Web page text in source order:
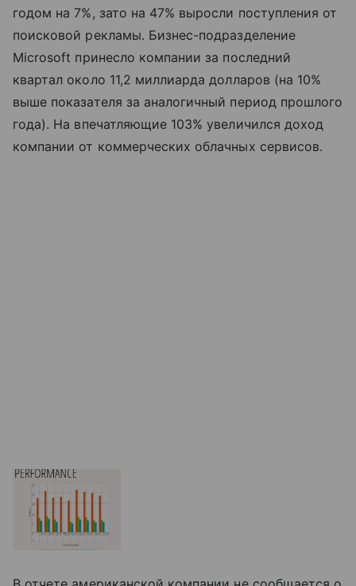
годом на 7%, зато на 47% выросли поступления от
поисковой рекламы. Бизнес-подразделение
Microsoft принесло компании за последний
квартал около 11,2 миллиарда долларов (на 10%
выше показателя за аналогичный период прошлого
года). На впечатляющие 103% увеличился доход
компании от коммерческих облачных сервисов.